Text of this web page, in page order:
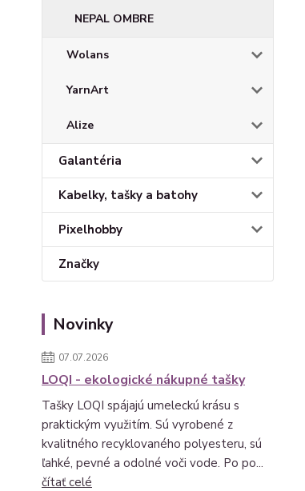
NEPAL OMBRE
Wolans
YarnArt
Alize
Galantéria
Kabelky, tašky a batohy
Pixelhobby
Značky
Novinky
07.07.2026
LOQI - ekologické nákupné tašky
Tašky LOQI spájajú umeleckú krásu s
praktickým využitím. Sú vyrobené z
kvalitného recyklovaného polyesteru, sú
ľahké, pevné a odolné voči vode. Po po...
čítať celé